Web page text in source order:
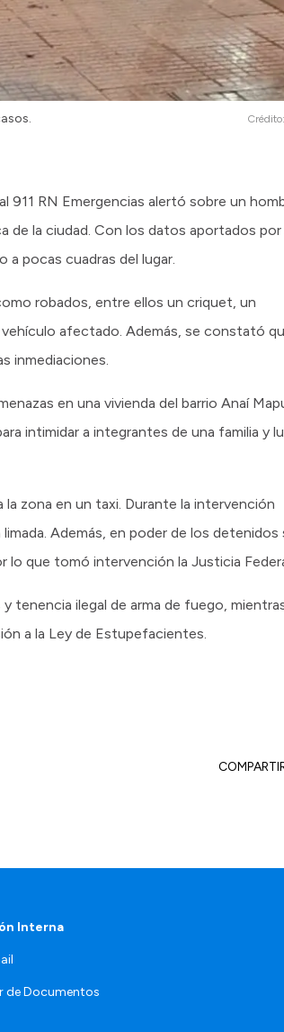
Crédito:
911 RN Emergencias alertó sobre un
de la ciudad. Con los datos aportados por
pocas cuadras del lugar.
robados, entre ellos un criquet, un
afectado. Además, se constató
inmediaciones.
en una vivienda del barrio Anaí
intimidar a integrantes de una familia y
zona en un taxi. Durante la intervención
Además, en poder de los detenidos
lo que tomó intervención la Justicia
tenencia ilegal de arma de fuego,
a la Ley de Estupefacientes.
Interna
de Documentos